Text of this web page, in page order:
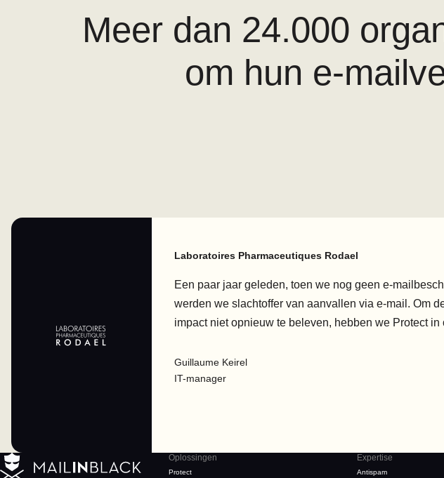
Meer dan 24.000
om hun e-
Laboratoires Pharmaceutiques Rodael
Een paar jaar geleden, toen we nog geen e-
werden we slachtoffer van aanvallen via e-mail. Om
impact niet opnieuw te beleven, hebben we Protect in
Guillaume Keirel
IT-manager
Oplossingen
Protect
Expertise
Antispam